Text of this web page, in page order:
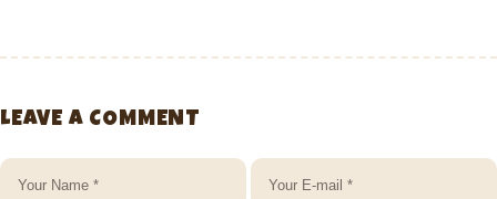
LEAVE A COMMENT